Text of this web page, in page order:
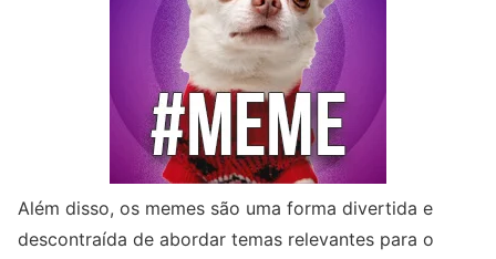
Além disso, os memes são uma forma divertida e
descontraída de abordar temas relevantes para o